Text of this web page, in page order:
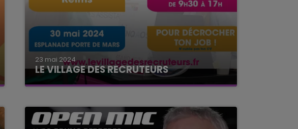
23 mai 2024
LE VILLAGE DES RECRUTEURS
LE JEUDI 30 MAI A L'ESPLANADE PORTE DE MARS